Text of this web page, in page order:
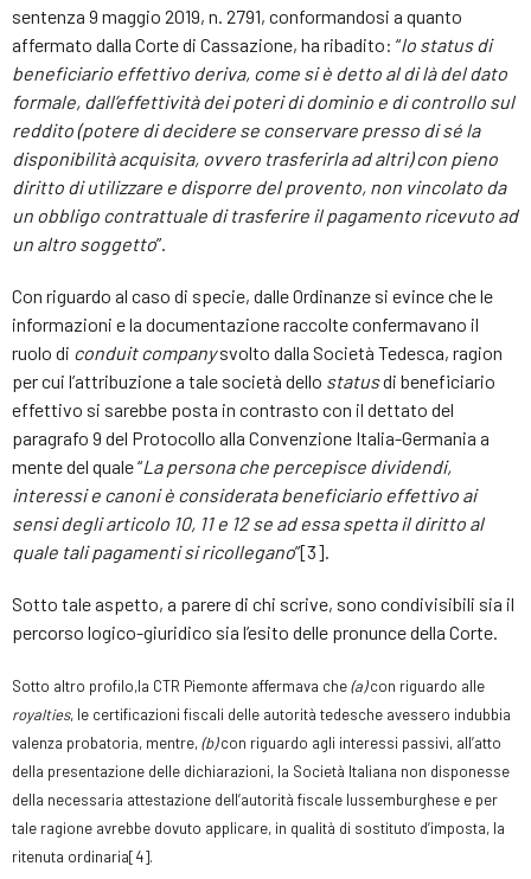
sentenza 9 maggio 2019, n. 2791, conformandosi a quanto
affermato dalla Corte di Cassazione, ha ribadito: “lo status di
beneficiario effettivo deriva, come si è detto al di là del dato
formale, dall’effettività dei poteri di dominio e di controllo sul
reddito (potere di decidere se conservare presso di sé la
disponibilità acquisita, ovvero trasferirla ad altri) con pieno
diritto di utilizzare e disporre del provento, non vincolato da
un obbligo contrattuale di trasferire il pagamento ricevuto ad
un altro soggetto”.
Con riguardo al caso di specie, dalle Ordinanze si evince che le
informazioni e la documentazione raccolte confermavano il
ruolo di conduit companysvolto dalla Società Tedesca, ragion
per cui l’attribuzione a tale società dello statusdi beneficiario
effettivo si sarebbe posta in contrasto con il dettato del
paragrafo 9 del Protocollo alla Convenzione Italia-Germania a
mente del quale “La persona che percepisce dividendi,
interessi e canoni è considerata beneficiario effettivo ai
sensi degli articolo 10, 11 e 12 se ad essa spetta il diritto al
quale tali pagamenti si ricollegano”[3].
Sotto tale aspetto, a parere di chi scrive, sono condivisibili sia il
percorso logico-giuridico sia l’esito delle pronunce della Corte.
Sotto altro profilo,la CTR Piemonte affermava che(a)con riguardo alle
royalties, le certificazioni fiscali delle autorità tedesche avessero indubbia
valenza probatoria, mentre,(b)con riguardo agli interessi passivi, all’atto
della presentazione delle dichiarazioni, la Società Italiana non disponesse
della necessaria attestazione dell’autorità fiscale lussemburghese e per
tale ragione avrebbe dovuto applicare, in qualità di sostituto d’imposta, la
ritenuta ordinaria[4].